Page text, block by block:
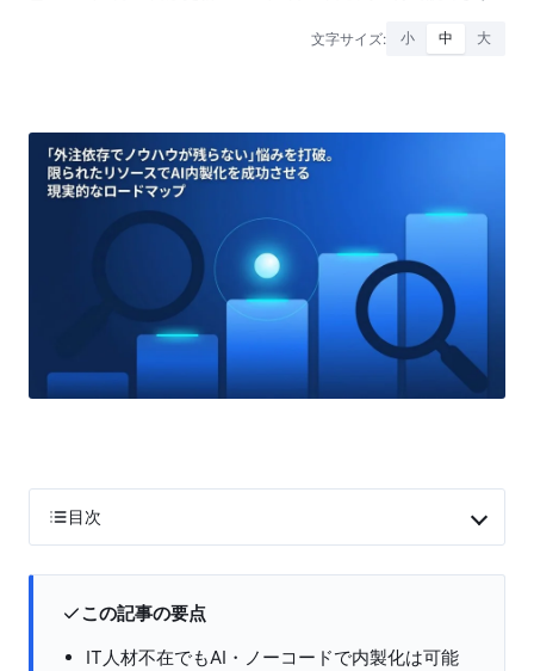
文字サイズ: 小 中 大
目次
この記事の要点
IT人材不在でもAI・ノーコードで内製化は可能